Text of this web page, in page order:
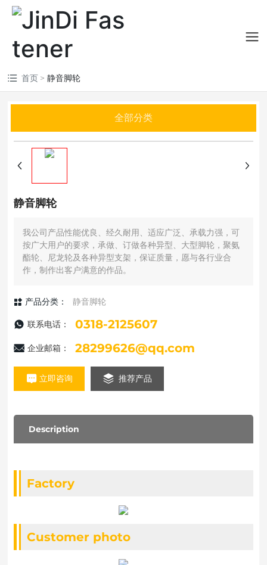
首页 静音脚轮
全部分类
静音脚轮
我公司产品性能优良、经久耐用、适应广泛、承载力强，可
按广大用户的要求，承做、订做各种异型、大型脚轮，聚氨
酯轮、尼龙轮及各种异型支架，保证质量，愿与各行业合
作，制作出客户满意的作品。
产品分类： 静音脚轮
联系电话： 0318-2125607
企业邮箱： 28299626@qq.com
立即咨询 推荐产品
Description
Factory
Customer photo